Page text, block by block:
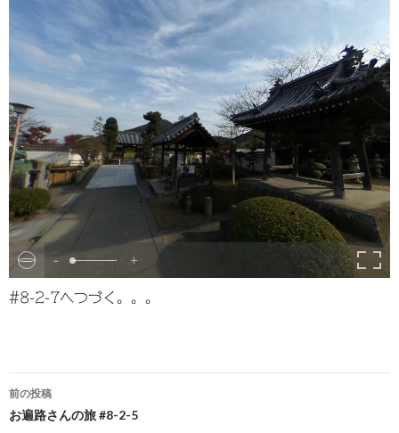
- +
#8-2-7へつづく。。。
投
前の投稿
お遍路さんの旅 #8-2-5